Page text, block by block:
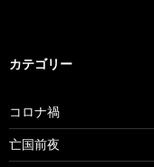
カテゴリー
コロナ禍
亡国前夜